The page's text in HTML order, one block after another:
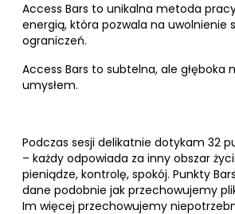
Access Bars to unikalna metoda
energią, która pozwala na uwolnienie
ograniczeń.
Access Bars to subtelna, ale głęboka
umysłem.
Podczas sesji delikatnie dotykam 32
– każdy odpowiada za inny obszar
pieniądze, kontrolę, spokój. Punkty
dane podobnie jak przechowujemy
Im więcej przechowujemy